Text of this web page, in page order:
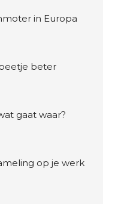
in Europa
beter
gaat waar?
op je werk